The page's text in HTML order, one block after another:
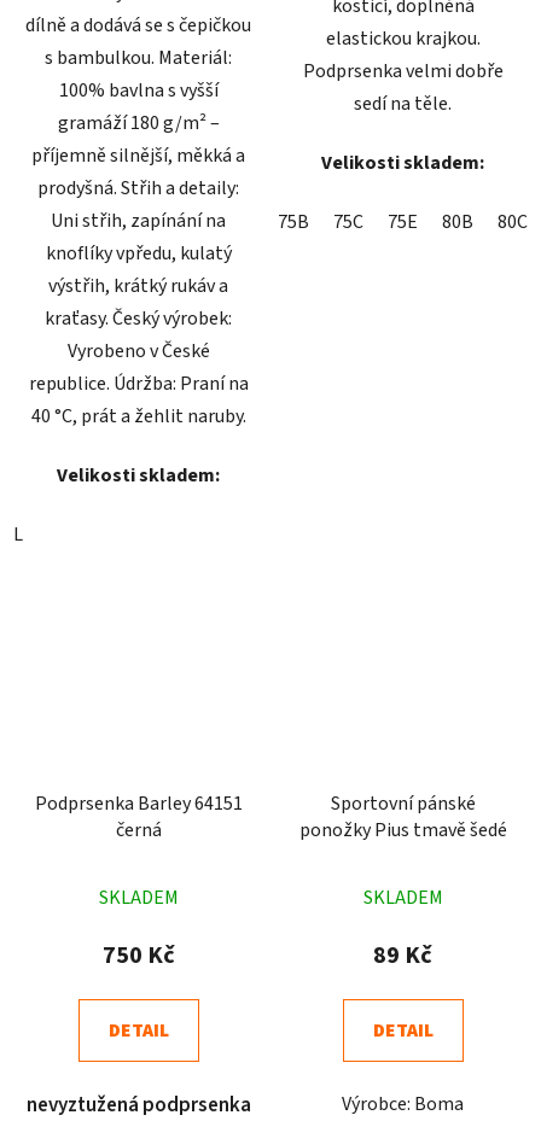
dílně a dodává se s čepičkou
s bambulkou. Materiál:
100% bavlna s vyšší
gramáží 180 g/m² –
příjemně silnější, měkká a
prodyšná. Střih a detaily:
Uni střih, zapínání na
knoflíky vpředu, kulatý
výstřih, krátký rukáv a
kraťasy. Český výrobek:
Vyrobeno v České
republice. Údržba: Praní na
40 °C, prát a žehlit naruby.
Velikosti skladem:
L
kosticí, doplněná
elastickou krajkou.
Podprsenka velmi dobře
sedí na těle.
Velikosti skladem:
75B 75C 75E 80B 80C
Podprsenka Barley 64151
černá
hodnocení
produktu
4,9
z
hvězdiček.
SKLADEM
750 Kč
DETAIL
nevyztužená podprsenka
Sportovní pánské
ponožky Pius tmavě šedé
hodnocení
produktu
5,0
z
hvězdiček.
SKLADEM
89 Kč
DETAIL
Výrobce: Boma